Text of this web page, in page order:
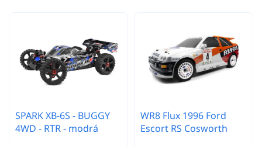
ů
SPARK XB-6S - BUGGY
4WD - RTR - modrá
WR8 Flux 1996 Ford
Escort RS Cosworth